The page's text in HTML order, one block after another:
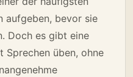
aufgeben, bevor sie
Doch es gibt eine
Sprechen üben, ohne